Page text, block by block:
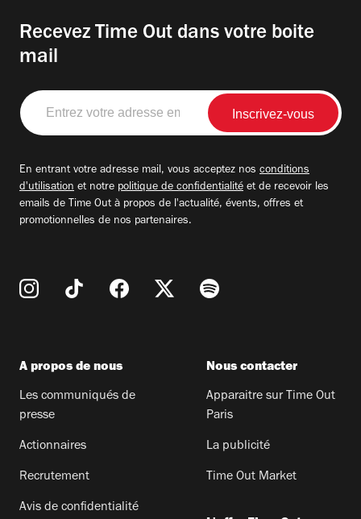
Recevez Time Out dans votre boite
mail
Entrez
votre
adresse
En entrant votre adresse mail, vous acceptez nos conditions
d'utilisation et notre politique de confidentialité et de recevoir les
emails de Time Out à propos de l'actualité, évents, offres et
promotionnelles de nos partenaires.
A propos de nous
Les communiqués de
presse
Actionnaires
Recrutement
Avis de confidentialité
Nous contacter
Apparaitre sur Time Out
Paris
La publicité
Time Out Market